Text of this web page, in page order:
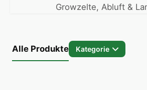
Growzelte, Abluft &
Alle Produkte Kategorie